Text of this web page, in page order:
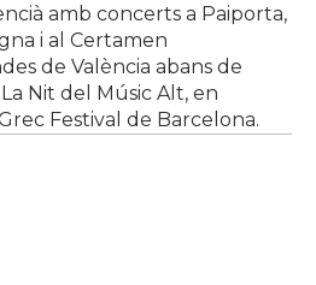
amb concerts a Paiporta,
i al Certamen
de València abans de
Nit del Músic Alt, en
Festival de Barcelona.